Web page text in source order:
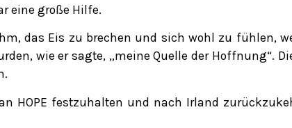
eine große Hilfe.
das Eis zu brechen und sich wohl zu fühlen,
wie er sagte, „meine Quelle der Hoffnung“.
HOPE festzuhalten und nach Irland